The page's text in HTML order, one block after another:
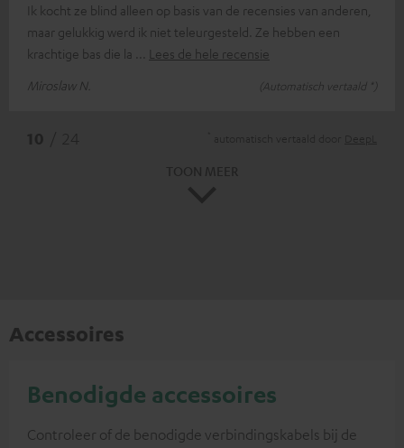
Ik kocht ze blind alleen op basis van de recensies van anderen,
maar gelukkig werd ik niet teleurgesteld. Ze hebben een
krachtige bas die la
Lees de hele recensie
Miroslaw N.
(Automatisch vertaald *)
Accessoires
Benodigde accessoires
Controleer of de benodigde verbindingskabels bij de